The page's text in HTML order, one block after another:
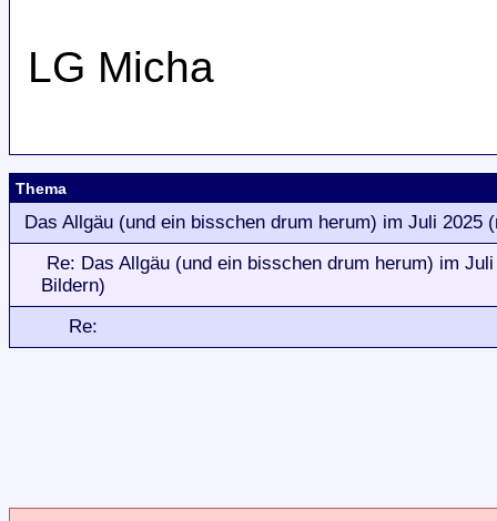
LG Micha
Thema
Das Allgäu (und ein bisschen drum herum) im Juli 2025
Re: Das Allgäu (und ein bisschen drum herum) im
Bildern)
Re: